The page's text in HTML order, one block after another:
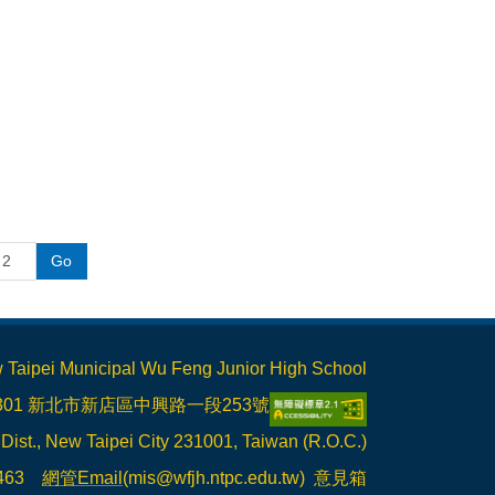
Go
Municipal Wu Feng Junior High School
新北市新店區中興路一段253號
New Taipei City 231001, Taiwan (R.O.C.)
網管Email (mis@wfjh.ntpc.edu.tw) 意見箱